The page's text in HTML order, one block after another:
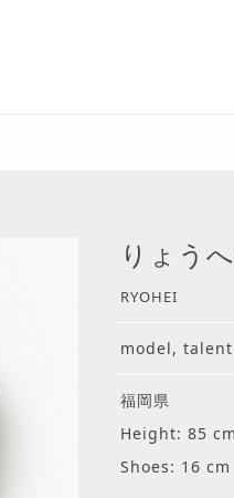
りょう
RYOHEI
model, talent
福岡県
Height: 85 cm
Shoes: 16 cm